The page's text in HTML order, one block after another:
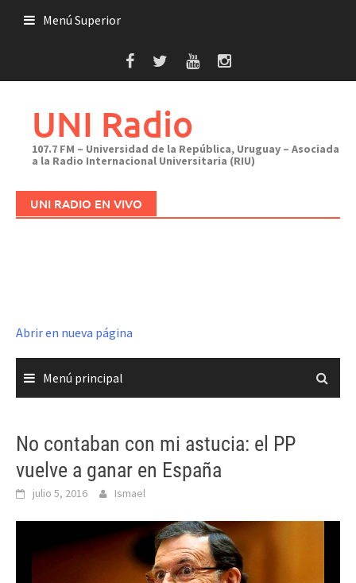
Menú Superior
UNI Radio
107.7 FM – Universidad de la República, Uruguay – Asociada
a la Radio Internacional Universitaria (RIU)
UNI RADIO EN VIVO
Abrir en nueva página
Menú principal
No contaban con mi astucia: el PP
vuelve a ganar en España
julio 5, 2016 Ismael